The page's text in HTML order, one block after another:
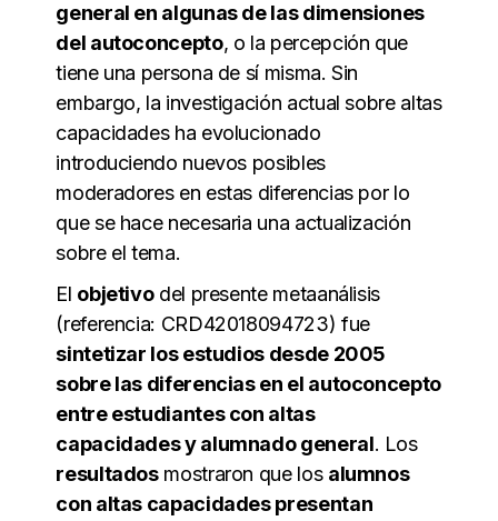
general en algunas de las dimensiones
del autoconcepto, o la percepción que
tiene una persona de sí misma. Sin
embargo, la investigación actual sobre altas
capacidades ha evolucionado
introduciendo nuevos posibles
moderadores en estas diferencias por lo
que se hace necesaria una actualización
sobre el tema.
El objetivodel presente metaanálisis
(referencia: CRD42018094723) fue
sintetizar los estudios desde 2005
sobre las diferencias en el autoconcepto
entre estudiantes con altas
capacidades y alumnado general. Los
resultadosmostraron que los alumnos
con altas capacidades presentan